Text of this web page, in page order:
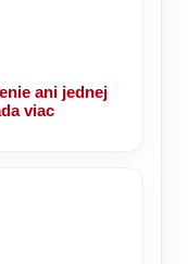
ani jednej
viac